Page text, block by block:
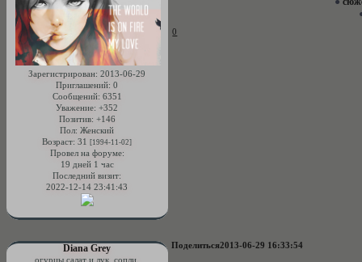
Зарегистрирован: 2013-06-29
Приглашений: 0
Сообщений: 6351
Уважение: +352
Позитив: +146
Пол: Женский
Возраст: 31[1994-11-02]
Провел на форуме:
19 дней 1 час
Последний визит:
2022-12-14 23:41:43
0
Поделиться2013-06-29 16:33:54
Diana Grey
огурцы салат и лук, сопли,